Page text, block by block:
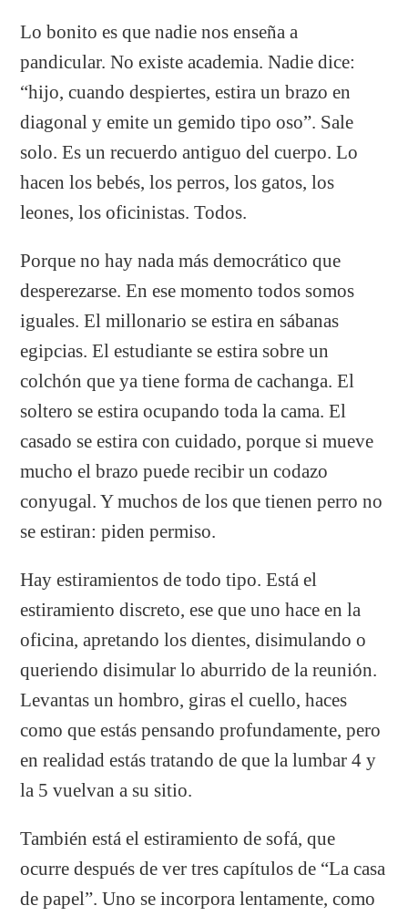
Lo bonito es que nadie nos enseña a
pandicular. No existe academia. Nadie dice:
“hijo, cuando despiertes, estira un brazo en
diagonal y emite un gemido tipo oso”. Sale
solo. Es un recuerdo antiguo del cuerpo. Lo
hacen los bebés, los perros, los gatos, los
leones, los oficinistas. Todos.
Porque no hay nada más democrático que
desperezarse. En ese momento todos somos
iguales. El millonario se estira en sábanas
egipcias. El estudiante se estira sobre un
colchón que ya tiene forma de cachanga. El
soltero se estira ocupando toda la cama. El
casado se estira con cuidado, porque si mueve
mucho el brazo puede recibir un codazo
conyugal. Y muchos de los que tienen perro no
se estiran: piden permiso.
Hay estiramientos de todo tipo. Está el
estiramiento discreto, ese que uno hace en la
oficina, apretando los dientes, disimulando o
queriendo disimular lo aburrido de la reunión.
Levantas un hombro, giras el cuello, haces
como que estás pensando profundamente, pero
en realidad estás tratando de que la lumbar 4 y
la 5 vuelvan a su sitio.
También está el estiramiento de sofá, que
ocurre después de ver tres capítulos de “La casa
de papel”. Uno se incorpora lentamente, como